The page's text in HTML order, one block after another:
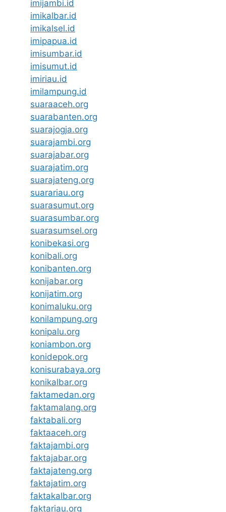
imijambi.id
imikalbar.id
imikalsel.id
imipapua.id
imisumbar.id
imisumut.id
imiriau.id
imilampung.id
suaraaceh.org
suarabanten.org
suarajogja.org
suarajambi.org
suarajabar.org
suarajatim.org
suarajateng.org
suarariau.org
suarasumut.org
suarasumbar.org
suarasumsel.org
konibekasi.org
konibali.org
konibanten.org
konijabar.org
konijatim.org
konimaluku.org
konilampung.org
konipalu.org
koniambon.org
konidepok.org
konisurabaya.org
konikalbar.org
faktamedan.org
faktamalang.org
faktabali.org
faktaaceh.org
faktajambi.org
faktajabar.org
faktajateng.org
faktajatim.org
faktakalbar.org
faktariau.org